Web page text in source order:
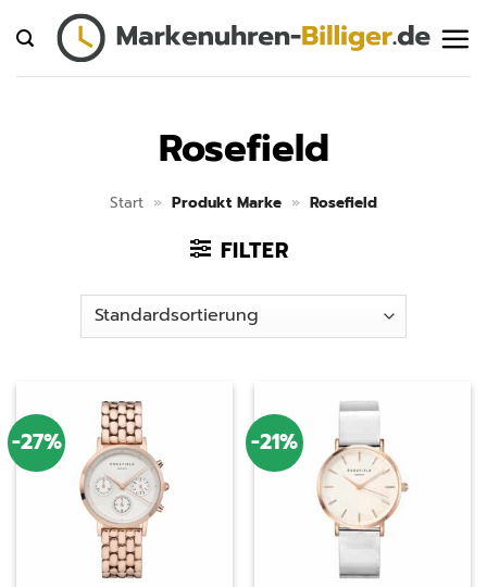
Inhalt
springen
Rosefield
Start » Produkt Marke » Rosefield
FILTER
-27% -21%